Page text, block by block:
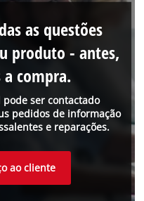
ser contactado
pedidos de informação
e reparações.
as questões
produto - antes,
compra.
ao cliente